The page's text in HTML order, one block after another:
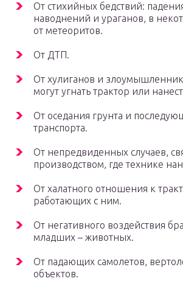
От стихийных бедствий:
наводнений и ураганов, в
от метеоритов.
От ДТП.
От хулиганов и
могут угнать трактор или
От оседания грунта и
транспорта.
От непредвиденных случаев,
производством, где технике
От халатного отношения к
работающих с ним.
От негативного воздействия
младших – животных.
От падающих самолетов,
объектов.